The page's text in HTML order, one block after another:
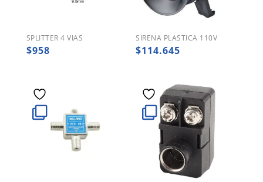
SPLITTER 4 VIAS
$958
SIRENA PLASTICA 110V
$114.645